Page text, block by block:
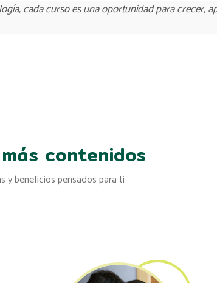
cada curso es una oportunidad para crecer,
contenidos
y beneficios pensados para ti